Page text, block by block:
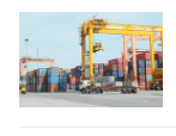
РУССКИЙ
ESPAÑOL